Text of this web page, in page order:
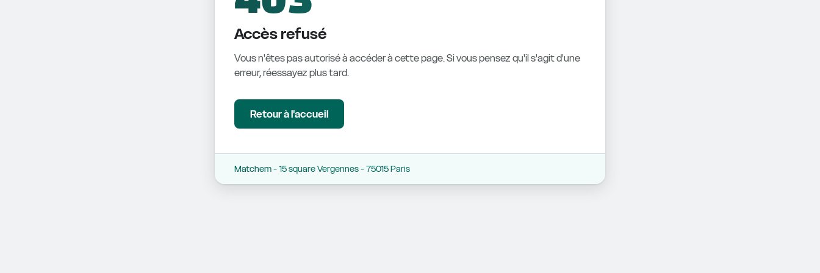
Accès refusé
Vous n'êtes pas autorisé à accéder à cette page. Si vous pensez qu'il s'agit d'une
erreur, réessayez plus tard.
Retour à l'accueil
Matchem - 15 square Vergennes - 75015 Paris